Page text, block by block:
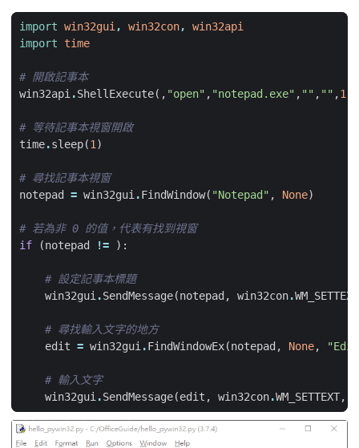
import win32gui , win32con,
win32api
import
time
# 開啟記事本
win32api .ShellExecute(, "open" , "notepad.exe" , "" , "" ,1
# 等待記事本視窗開啟
time.sleep(1 )
# 尋找記事本視窗
notepad
= win32gui .FindWindow( "Notepad" , None)
# 若為非 0 的值，代表有找到視窗
if
(notepad != ):
# 設定記事本標題
win32gui .SendMessage(notepad , win32con.WM_SETTEXT
# 尋找輸入文字的地方
edit = win32gui .FindWindowEx(notepad , None,
# 輸入文字
win32gui .SendMessage(edit , win32con.WM_SETTEXT,